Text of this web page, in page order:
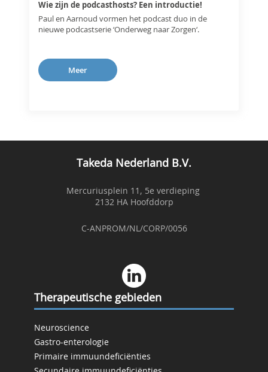
Wie zijn de podcasthosts? Een introductie!
Paul en Aarnoud vormen het podcast duo in de
nieuwe podcastserie ‘Onderweg naar Zorgen‘.
Meer
Takeda Nederland B.V.
Mercuriusplein 11, 5e verdieping
2132 HA Hoofddorp
C-ANPROM/NL/CORP/0056
Therapeutische gebieden
Neuroscience
Gastro-enterologie
Primaire immuundeficiënties